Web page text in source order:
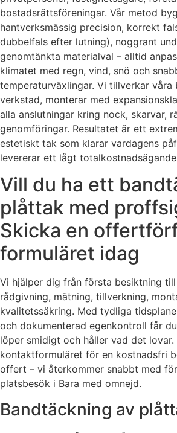
bostadsrättsföreningar. Vår metod
hantverksmässig precision, korrekt
dubbelfals efter lutning), noggrant
genomtänkta materialval – alltid
klimatet med regn, vind, snö och
temperaturväxlingar. Vi tillverkar våra
verkstad, monterar med
alla anslutningar kring nock, skarvar,
genomföringar. Resultatet är ett
estetiskt tak som klarar vardagens
levererar ett lågt
Vill du ha ett
plåttak med
Skicka en
formuläret idag
Vi hjälper dig från första besiktning
rådgivning, mätning, tillverkning,
kvalitetssäkring. Med tydliga
och dokumenterad egenkontroll får
löper smidigt och håller vad det lovar.
kontaktformuläret för en kostnadsfri
offert – vi återkommer snabbt med
platsbesök i Bara med omnejd.
Bandtäckning av